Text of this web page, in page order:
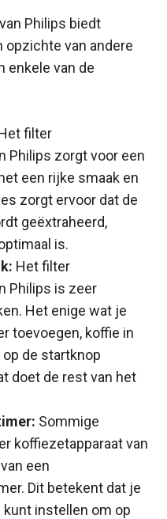
Philips biedt
van andere
enkele van de
filter
Philips zorgt voor een
een rijke smaak en
zorgt ervoor dat de
geëxtraheerd,
is.
Het filter
Philips is zeer
Het enige wat je
toevoegen, koffie in
de startknop
doet de rest van het
Sommige
koffiezetapparaat van
een
Dit betekent dat je
instellen om op